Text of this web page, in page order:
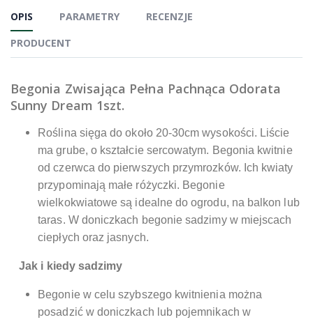
OPIS PARAMETRY
RECENZJE
PRODUCENT
Begonia Zwisająca Pełna Pachnąca Odorata
Sunny Dream 1szt.
Roślina sięga do około 20-30cm wysokości. Liście
ma grube, o kształcie sercowatym. Begonia kwitnie
od czerwca do pierwszych przymrozków. Ich kwiaty
przypominają małe różyczki. Begonie
wielkokwiatowe są idealne do ogrodu, na balkon lub
taras. W doniczkach begonie sadzimy w miejscach
ciepłych oraz jasnych.
Jak i kiedy sadzimy
Begonie w celu szybszego kwitnienia można
posadzić w doniczkach lub pojemnikach w